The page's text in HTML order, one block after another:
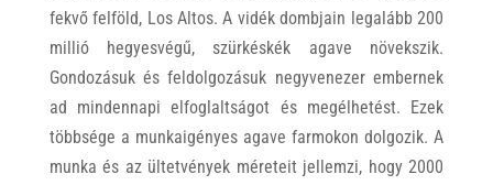
fekvő felföld, Los Altos. A vidék dombjain legalább 200
millió hegyesvégű, szürkéskék agave növekszik.
Gondozásuk és feldolgozásuk negyvenezer embernek
ad mindennapi elfoglaltságot és megélhetést. Ezek
többsége a munkaigényes agave farmokon dolgozik. A
munka és az ültetvények méreteit jellemzi, hogy 2000